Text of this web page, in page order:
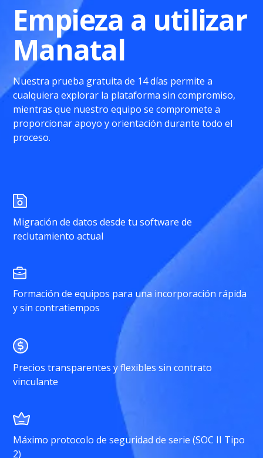
Empieza a utilizar
Manatal
Nuestra prueba gratuita de 14 días permite a
cualquiera explorar la plataforma sin compromiso,
mientras que nuestro equipo se compromete a
proporcionar apoyo y orientación durante todo el
proceso.
Migración de datos desde tu software de
reclutamiento actual
Formación de equipos para una incorporación rápida
y sin contratiempos
Precios transparentes y flexibles sin contrato
vinculante
Máximo protocolo de seguridad de serie (SOC II Tipo
2)